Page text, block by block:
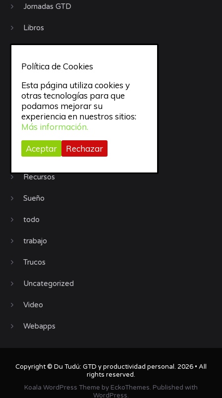
Jornadas GTD
Libros
Móviles
objetivos
Organización
Productividad
Recursos
Sueño
todo
trabajo
Trucos
Uncategorized
Video
Webapps
Copyright © Du Tudú: GTD y productividad personal. 2026 • All
rights reserved.
Koala WordPress Theme by EckoThemes. Published with
WordPress.
Política de Cookies
Esta página utiliza cookies y
otras tecnologías para que
podamos mejorar su
experiencia en nuestros sitios:
Más información.
Aceptar Rechazar